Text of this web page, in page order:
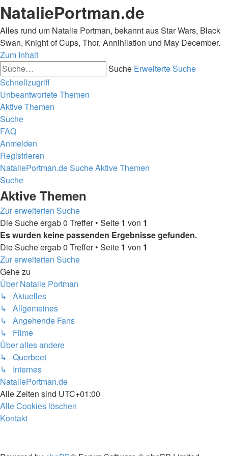
NataliePortman.de
Alles rund um Natalie Portman, bekannt aus Star Wars, Black
Swan, Knight of Cups, Thor, Annihilation und May December.
Zum Inhalt
Suche Erweiterte Suche
Schnellzugriff
Unbeantwortete Themen
Aktive Themen
Suche
FAQ
Anmelden
Registrieren
NataliePortman.deSucheAktive Themen
Suche
Aktive Themen
Zur erweiterten Suche
Die Suche ergab 0 Treffer • Seite 1 von 1
Es wurden keine passenden Ergebnisse gefunden.
Die Suche ergab 0 Treffer • Seite 1 von 1
Zur erweiterten Suche
Gehe zu
Über Natalie Portman
↳ Aktuelles
↳ Allgemeines
↳ Angehende Fans
↳ Filme
Über alles andere
↳ Querbeet
↳ Internes
NataliePortman.de
Alle Zeiten sind UTC+01:00
Alle Cookies löschen
Kontakt